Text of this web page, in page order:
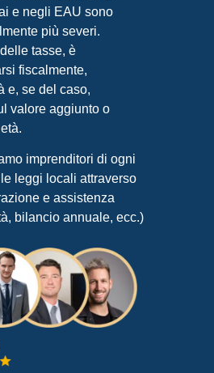
e negli EAU sono
più severi.
tasse, è
fiscalmente,
e, se del caso,
valore aggiunto o
imprenditori di ogni
leggi locali attraverso
e assistenza
bilancio annuale, ecc.)